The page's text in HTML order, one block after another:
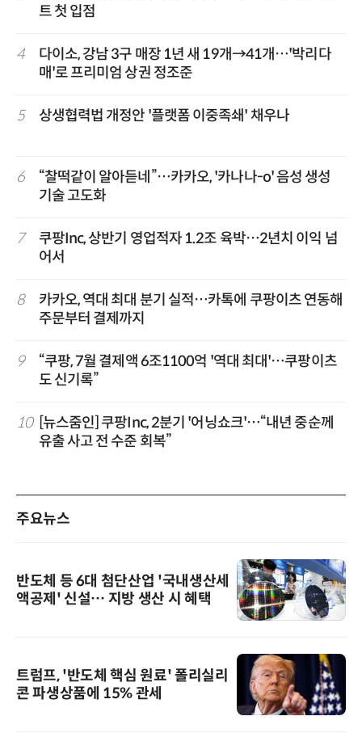
트 첫 입점
4
다이소, 강남 3구 매장 1년 새 19개→41개…'박리다
매'로 프리미엄 상권 정조준
5 상생협력법 개정안 '플랫폼 이중족쇄' 채우나
6
“찰떡같이 알아듣네”…카카오, '카나나-o' 음성 생성
기술 고도화
7
쿠팡Inc, 상반기 영업적자 1.2조 육박…2년치 이익 넘
어서
8
카카오, 역대 최대 분기 실적…카톡에 쿠팡이츠 연동해
주문부터 결제까지
9
“쿠팡, 7월 결제액 6조1100억 '역대 최대'…쿠팡이츠
도 신기록”
10 [뉴스줌인] 쿠팡Inc, 2분기 '어닝쇼크'…“내년 중순께
유출 사고 전 수준 회복”
주요뉴스
반도체 등 6대 첨단산업 '국내생산세
액공제' 신설… 지방 생산 시 혜택
트럼프, '반도체 핵심 원료' 폴리실리
콘 파생상품에 15% 관세